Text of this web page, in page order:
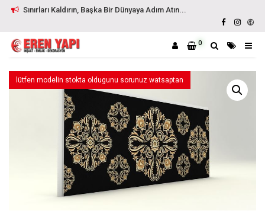
Sınırları Kaldırın, Başka Bir Dünyaya Adım Atın...
0
lütfen modelin stokta oldugunu sorunuz watsaptan